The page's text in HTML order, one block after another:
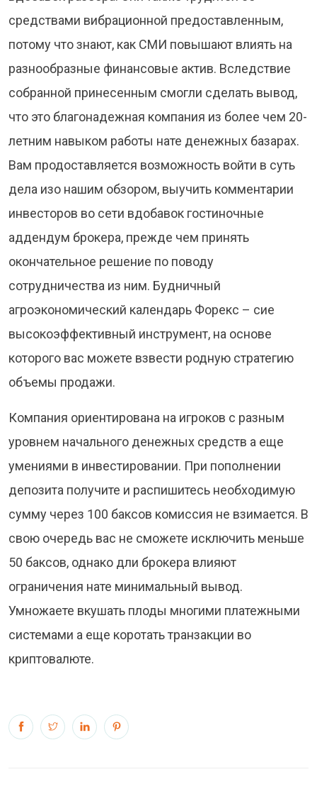
средствами вибрационной предоставленным,
потому что знают, как СМИ повышают влиять на
разнообразные финансовые актив. Вследствие
собранной принесенным смогли сделать вывод,
что это благонадежная компания из более чем 20-
летним навыком работы нате денежных базарах.
Вам продоставляется возможность войти в суть
дела изо нашим обзором, выучить комментарии
инвесторов во сети вдобавок гостиночные
аддендум брокера, прежде чем принять
окончательное решение по поводу
сотрудничества из ним. Будничный
агроэкономический календарь Форекс – сие
высокоэффективный инструмент, на основе
которого вас можете взвести родную стратегию
объемы продажи.
Компания ориентирована на игроков с разным
уровнем начального денежных средств а еще
умениями в инвестировании. При пополнении
депозита получите и распишитесь необходимую
сумму через 100 баксов комиссия не взимается. В
свою очередь вас не сможете исключить меньше
50 баксов, однако дли брокера влияют
ограничения нате минимальный вывод.
Умножаете вкушать плоды многими платежными
системами а еще коротать транзакции во
криптовалюте.